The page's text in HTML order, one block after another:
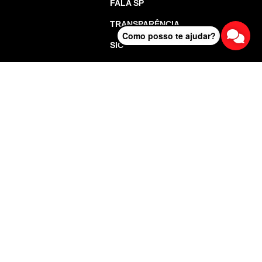
FALA SP
TRANSPARÊNCIA
SIC
Como posso te ajudar?